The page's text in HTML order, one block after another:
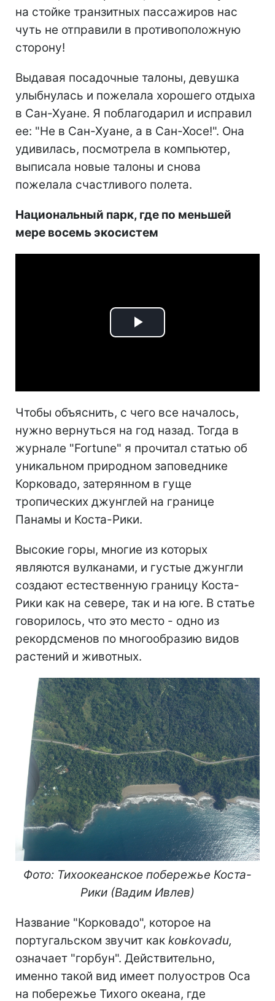
на стойке транзитных пассажиров нас
чуть не отправили в противоположную
сторону!
Выдавая посадочные талоны, девушка
улыбнулась и пожелала хорошего отдыха
в Сан-Хуане. Я поблагодарил и исправил
ее: "Не в Сан-Хуане, а в Сан-Хосе!". Она
удивилась, посмотрела в компьютер,
выписала новые талоны и снова
пожелала счастливого полета.
Национальный парк, где по меньшей
мере восемь экосистем
Play
Чтобы объяснить, с чего все началось,
нужно вернуться на год назад. Тогда в
журнале "Fortune" я прочитал статью об
уникальном природном заповеднике
Корковадо, затерянном в гуще
тропических джунглей на границе
Панамы и Коста-Рики.
Высокие горы, многие из которых
являются вулканами, и густые джунгли
создают естественную границу Коста-
Рики как на севере, так и на юге. В статье
говорилось, что это место - одно из
рекордсменов по многообразию видов
растений и животных.
Фото: Тихоокеанское побережье Коста-
Рики (Вадим Ивлев)
Название "Корковадо", которое на
португальском звучит как koʁkovadu,
означает "горбун". Действительно,
именно такой вид имеет полуостров Оса
на побережье Тихого океана, где